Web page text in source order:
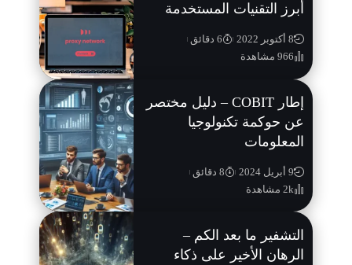
أبرز التقنيات المستخدمة
8 أكتوبر 2022
6 دقائق
966 مشاهدة
إطار COBIT – دليل مختصر
عن حوكمة تكنولوجيا
المعلومات
9 أبريل 2024
8 دقائق
2k مشاهدة
التشفير ما بعد الكم –
الرهان الأخير على ذكاء